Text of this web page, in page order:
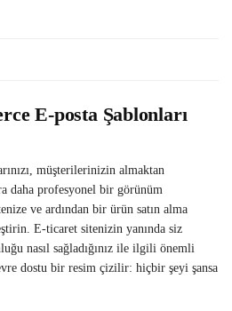
E-posta Şablonları
müşterilerinizin almaktan
daha profesyonel bir görünüm
ve ardından bir ürün satın alma
E-ticaret sitenizin yanında siz
nasıl sağladığınız ile ilgili önemli
dostu bir resim çizilir: hiçbir şeyi şansa